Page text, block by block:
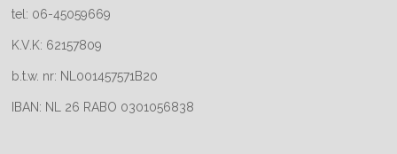
tel: 06-45059669
K.V.K: 62157809
b.t.w. nr: NL001457571B20
IBAN: NL 26 RABO 0301056838